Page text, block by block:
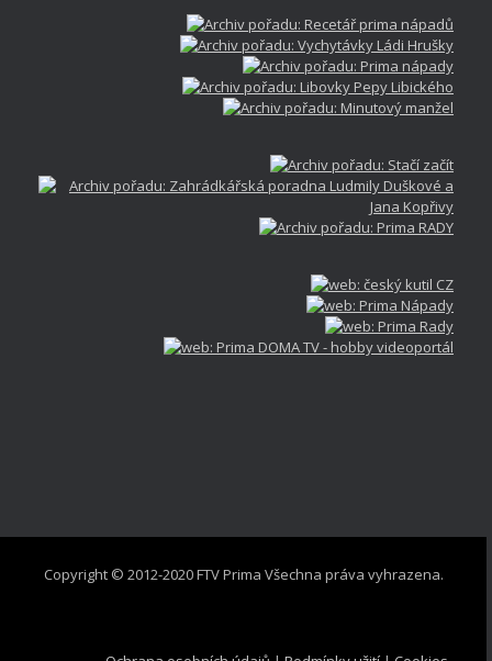
Copyright © 2012-2020 FTV Prima Všechna práva vyhrazena.